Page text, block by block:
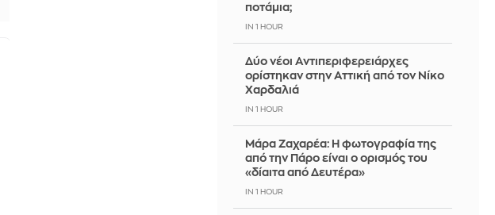
ποτάμια;
IN 1 HOUR
Δύο νέοι Αντιπεριφερειάρχες
ορίστηκαν στην Αττική από τον Νίκο
Χαρδαλιά
IN 1 HOUR
Μάρα Ζαχαρέα: Η φωτογραφία της
από την Πάρο είναι ο ορισμός του
«δίαιτα από Δευτέρα»
IN 1 HOUR